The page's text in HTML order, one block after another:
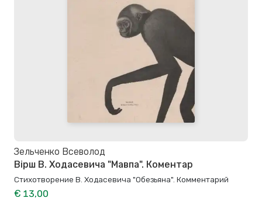
Зельченко Всеволод
Вірш В. Ходасевича "Мавпа". Коментар
Стихотворение В. Ходасевича "Обезьяна". Комментарий
€ 13,00